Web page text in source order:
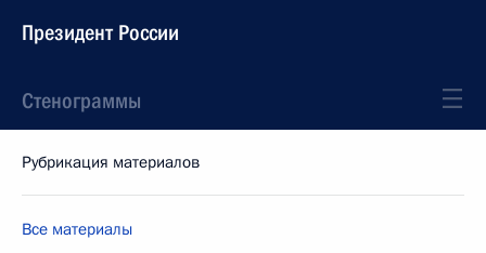
Президент России
Стенограммы
Рубрикация материалов
Все материалы